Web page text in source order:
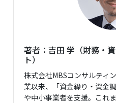
著者：吉田 学（財務・
ト）
株式会社MBSコンサルティ
業以来、「資金繰り・資金
や中小事業者を支援。これ